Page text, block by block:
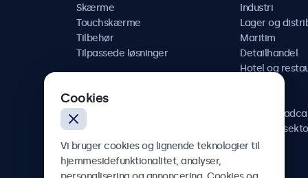
Skærme
Touchskærme
Tilbehør
Tilpassede løsninger
Industri
Lager og
Maritim
Detailhandel
Hotel og
AV og
Cookies
Vi bruger cookies og lignende teknologier til
hjemmesidefunktionalitet, analyser,